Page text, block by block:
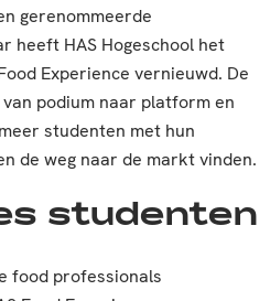
gerenommeerde
heeft HAS Hogeschool het
Experience vernieuwd. De
podium naar platform en
studenten met hun
de weg naar de markt vinden.
studenten
food professionals